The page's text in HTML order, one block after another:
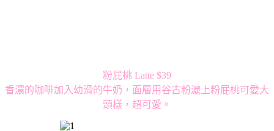
粉屁桃 Latte $39
香濃的咖啡加入幼滑的牛奶，面層用谷古粉灑上粉屁桃可愛大
頭樣，超可愛。